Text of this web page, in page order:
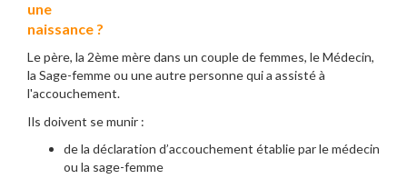
une
naissance ?
Le père, la 2ème mère dans un couple de femmes, le Médecin,
la Sage-femme ou une autre personne qui a assisté à
l'accouchement.
Ils doivent se munir :
de la déclaration d’accouchement établie par le médecin
ou la sage-femme